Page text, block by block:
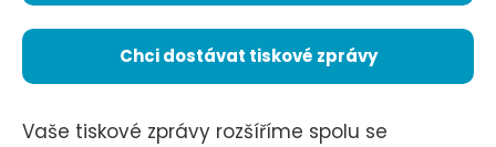
Chci dostávat tiskové zprávy
Vaše tiskové zprávy rozšíříme spolu se